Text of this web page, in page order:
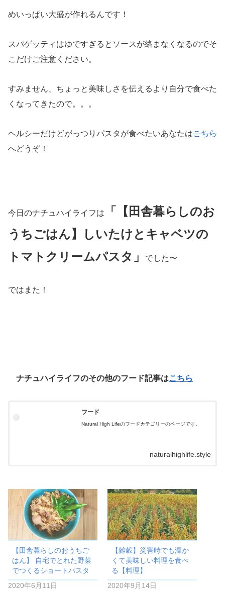
めいっぱい大盛が作れるんです！
スパゲッティはゆですぎるとソースが絡まなくなるのでそ
こだけご注意ください。
すみません、ちょっと美味しさを伝えるより自分で食べた
くなってきたので。。。
ヘルシーだけどがっつりパスタが食べたいあなたはこちら
へどうぞ！
今日のナチュハイライフは
「【田舎暮らしのお
うちごはん】しいたけとキャベツの
トマトクリームパスタ」
でした〜
ではまた！
ナチュハイライフのその他のフード記事はこちら
フード
Natural High Lifeのフードカテゴリーのページです。
naturalhighlife.style
【田舎暮らしのおうちご
はん】 自宅でとれた野菜
でつくるショートパスタ
2020年6月11日
【雑穀】災害時でも温か
くて美味しい料理を食べ
る【料理】
2020年9月14日